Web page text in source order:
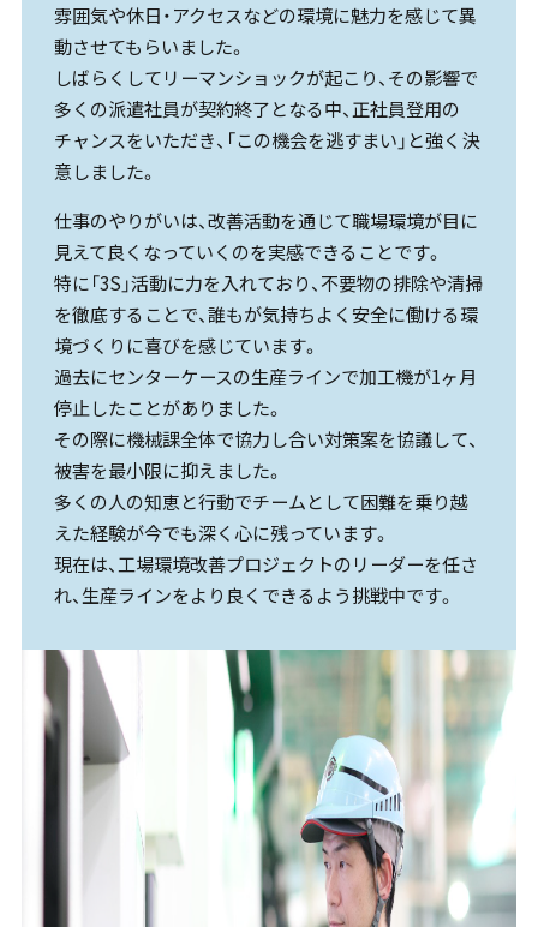
雰囲気や休日・アクセスなどの環境に魅力を感じて異
動させてもらいました。
しばらくしてリーマンショックが起こり、その影響で
多くの派遣社員が契約終了となる中、正社員登用の
チャンスをいただき、「この機会を逃すまい」と強く決
意しました。
仕事のやりがいは、改善活動を通じて職場環境が目に
見えて良くなっていくのを実感できることです。
特に「3S」活動に力を入れており、不要物の排除や清掃
を徹底することで、誰もが気持ちよく安全に働ける環
境づくりに喜びを感じています。
過去にセンターケースの生産ラインで加工機が1ヶ月
停止したことがありました。
その際に機械課全体で協力し合い対策案を協議して、
被害を最小限に抑えました。
多くの人の知恵と行動でチームとして困難を乗り越
えた経験が今でも深く心に残っています。
現在は、工場環境改善プロジェクトのリーダーを任さ
れ、生産ラインをより良くできるよう挑戦中です。